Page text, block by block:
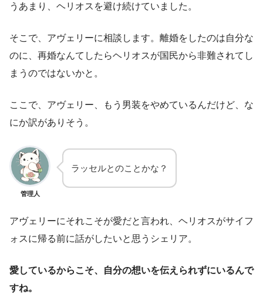
うあまり、ヘリオスを避け続けていました。
そこで、アヴェリーに相談します。離婚をしたのは自分な
のに、再婚なんてしたらヘリオスが国民から非難されてし
まうのではないかと。
ここで、アヴェリー、もう男装をやめているんだけど、な
にか訳がありそう。
管理人
ラッセルとのことかな？
アヴェリーにそれこそが愛だと言われ、ヘリオスがサイフ
ォスに帰る前に話がしたいと思うシェリア。
愛しているからこそ、自分の想いを伝えられずにいるんで
すね。